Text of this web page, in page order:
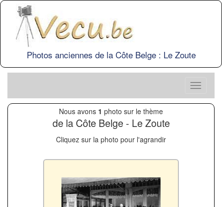
Photos anciennes de la Côte Belge : Le Zoute
Nous avons 1 photo sur le thème
de la Côte Belge - Le Zoute
Cliquez sur la photo pour l'agrandir